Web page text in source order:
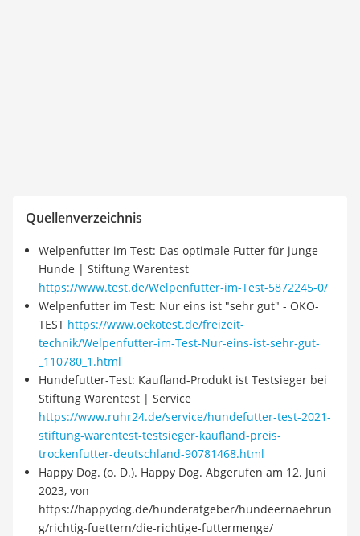
Quellenverzeichnis
Welpenfutter im Test: Das optimale Futter für junge
Hunde | Stiftung Warentest
https://www.test.de/Welpenfutter-im-Test-5872245-0/
Welpenfutter im Test: Nur eins ist "sehr gut" - ÖKO-
TEST https://www.oekotest.de/freizeit-
technik/Welpenfutter-im-Test-Nur-eins-ist-sehr-gut-
_110780_1.html
Hundefutter-Test: Kaufland-Produkt ist Testsieger bei
Stiftung Warentest | Service
https://www.ruhr24.de/service/hundefutter-test-2021-
stiftung-warentest-testsieger-kaufland-preis-
trockenfutter-deutschland-90781468.html
Happy Dog. (o. D.). Happy Dog. Abgerufen am 12. Juni
2023, von
https://happydog.de/hunderatgeber/hundeernaehrun
g/richtig-fuettern/die-richtige-futtermenge/